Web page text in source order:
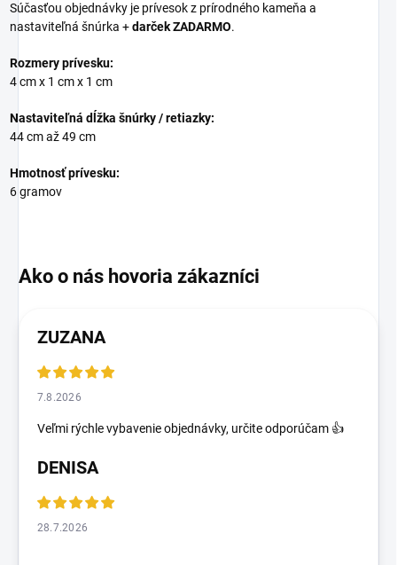
Súčasťou objednávky je prívesok z prírodného kameňa a
nastaviteľná šnúrka +darček ZADARMO.
Rozmery prívesku:
4 cm x 1 cm x 1 cm
Nastaviteľná dĺžka šnúrky / retiazky:
44 cm až 49 cm
Hmotnosť prívesku:
6 gramov
ZUZANA
7.8.2026
Veľmi rýchle vybavenie objednávky, určite odporúčam 👍
DENISA
28.7.2026